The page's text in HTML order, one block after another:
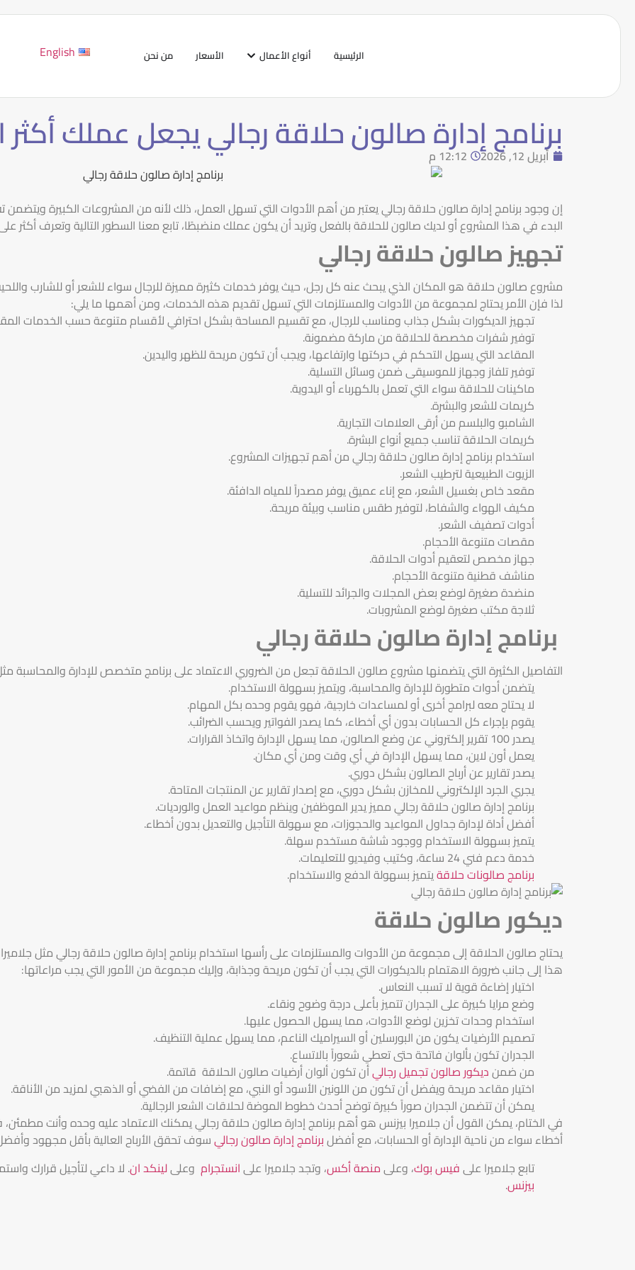
الرئيسية أنواع الأعمال الأسعار من نحن English
برنامج إدارة صالون حلاقة رجالي يجعل عملك أكثر
أبريل 12, 2026 12:12 م
إن وجود برنامج إدارة صالون حلاقة رجالي يعتبر من أهم الأدوات التي تسهل العمل، ذلك لأنه من المشروعات الكبيرة ويتضمن
البدء في هذا المشروع أو لديك صالون للحلاقة بالفعل وتريد أن يكون عملك منضبطًا، تابع معنا السطور التالية وتعرف أكثر
تجهيز صالون حلاقة رجالي
مشروع صالون حلاقة هو المكان الذي يبحث عنه كل رجل، حيث يوفر خدمات كثيرة مميزة للرجال سواء للشعر أو للشارب
لذا فإن الأمر يحتاج لمجموعة من الأدوات والمستلزمات التي تسهل تقديم هذه الخدمات، ومن أهمها ما يلي:
تجهيز الديكورات بشكل جذاب ومناسب للرجال، مع تقسيم المساحة بشكل احترافي لأقسام متنوعة حسب الخدمات
توفير شفرات مخصصة للحلاقة من ماركة مضمونة.
المقاعد التي يسهل التحكم في حركتها وارتفاعها، ويجب أن تكون مريحة للظهر واليدين.
توفير تلفاز وجهاز للموسيقى ضمن وسائل التسلية.
ماكينات للحلاقة سواء التي تعمل بالكهرباء أو اليدوية.
كريمات للشعر والبشرة.
الشامبو والبلسم من أرقى العلامات التجارية.
كريمات الحلاقة تناسب جميع أنواع البشرة.
استخدام برنامج إدارة صالون حلاقة رجالي من أهم تجهيزات المشروع.
الزيوت الطبيعية لترطيب الشعر.
مقعد خاص بغسيل الشعر، مع إناء عميق يوفر مصدراً للمياه الدافئة.
مكيف الهواء والشفاط، لتوفير طقس مناسب وبيئة مريحة.
أدوات تصفيف الشعر.
مقصات متنوعة الأحجام.
جهاز مخصص لتعقيم أدوات الحلاقة.
مناشف قطنية متنوعة الأحجام.
منضدة صغيرة لوضع بعض المجلات والجرائد للتسلية.
ثلاجة مكتب صغيرة لوضع المشروبات.
برنامج إدارة صالون حلاقة رجالي
التفاصيل الكثيرة التي يتضمنها مشروع صالون الحلاقة تجعل من الضروري الاعتماد على برنامج متخصص للإدارة والمحاسبة
يتضمن أدوات متطورة للإدارة والمحاسبة، ويتميز بسهولة الاستخدام.
لا يحتاج معه لبرامج أخرى أو لمساعدات خارجية، فهو يقوم وحده بكل المهام.
يقوم بإجراء كل الحسابات بدون أي أخطاء، كما يصدر الفواتير ويحسب الضرائب.
يصدر 100 تقرير إلكتروني عن وضع الصالون، مما يسهل الإدارة واتخاذ القرارات.
يعمل أون لاين، مما يسهل الإدارة في أي وقت ومن أي مكان.
يصدر تقارير عن أرباح الصالون بشكل دوري.
يجري الجرد الإلكتروني للمخازن بشكل دوري، مع إصدار تقارير عن المنتجات المتاحة.
برنامج إدارة صالون حلاقة رجالي مميز يدير الموظفين وينظم مواعيد العمل والورديات.
أفضل أداة لإدارة جداول المواعيد والحجوزات، مع سهولة التأجيل والتعديل بدون أخطاء.
يتميز بسهولة الاستخدام ووجود شاشة مستخدم سهلة.
خدمة دعم فني 24 ساعة، وكتيب وفيديو للتعليمات.
برنامج صالونات حلاقةيتميز بسهولة الدفع والاستخدام.
ديكور صالون حلاقة
يحتاج صالون الحلاقة إلى مجموعة من الأدوات والمستلزمات على رأسها استخدام برنامج إدارة صالون حلاقة رجالي مثل
هذا إلى جانب ضرورة الاهتمام بالديكورات التي يجب أن تكون مريحة وجذابة، وإليك مجموعة من الأمور التي يجب مراعاتها:
اختيار إضاءة قوية لا تسبب النعاس.
وضع مرايا كبيرة على الجدران تتميز بأعلى درجة وضوح ونقاء.
استخدام وحدات تخزين لوضع الأدوات، مما يسهل الحصول عليها.
تصميم الأرضيات يكون من البورسلين أو السيراميك الناعم، مما يسهل عملية التنظيف.
الجدران تكون بألوان فاتحة حتى تعطي شعوراً بالاتساع.
من ضمنديكور صالون تجميل رجاليأن تكون ألوان أرضيات صالون الحلاقة قاتمة.
اختيار مقاعد مريحة ويفضل أن تكون من اللونين الأسود أو النبي، مع إضافات من الفضي أو الذهبي لمزيد من الأناقة.
يمكن أن تتضمن الجدران صوراً كبيرة توضح أحدث خطوط الموضة لحلاقات الشعر الرجالية.
في الختام، يمكن القول أن جلاميرا بيزنس هو أهم برنامج إدارة صالون حلاقة رجالي يمكنك الاعتماد عليه وحده وأنت
أخطاء سواء من ناحية الإدارة أو الحسابات، مع أفضلبرنامج إدارة صالون رجاليسوف تحقق الأرباح العالية بأقل مجهود
تابع جلاميرا علىفيس بوك، وعلىمنصة أكس، وتجد جلاميرا علىانستجرام وعلىلينكد ان. لا داعي لتأجيل قرارك
بيزنس.